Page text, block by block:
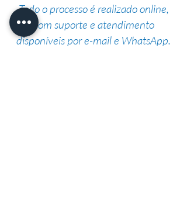
Todo o processo é realizado online,
com suporte e atendimento
disponíveis por e-mail e WhatsApp.